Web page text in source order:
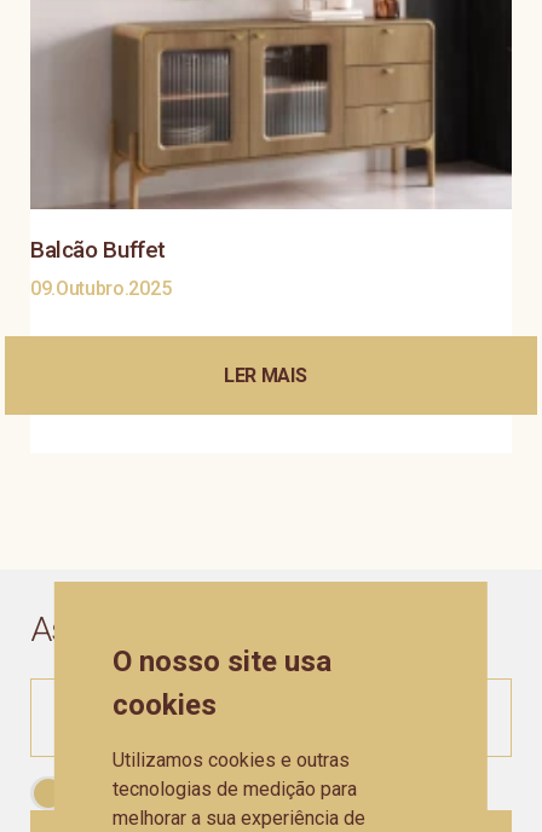
O nosso site usa
cookies
Utilizamos cookies e outras
tecnologias de medição para
melhorar a sua experiência de
Balcão Buffet
09.Outubro.2025
LER MAIS+
Assine a nossa
Aceito asPolíticas de Privacidade